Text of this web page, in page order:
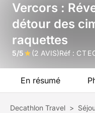
Vercors :
détour des
raquettes
5/5 (2 AVIS)Réf :
En résumé
Decathlon Travel >